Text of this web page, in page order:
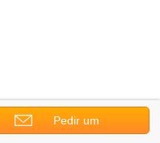
Pedir um